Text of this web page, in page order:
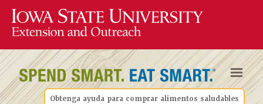
Obtenga ayuda para comprar alimentos saludables